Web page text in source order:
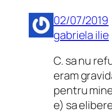
02/07/2019
gabriela ilie
C. sa nu
eram
pentru
e) sa